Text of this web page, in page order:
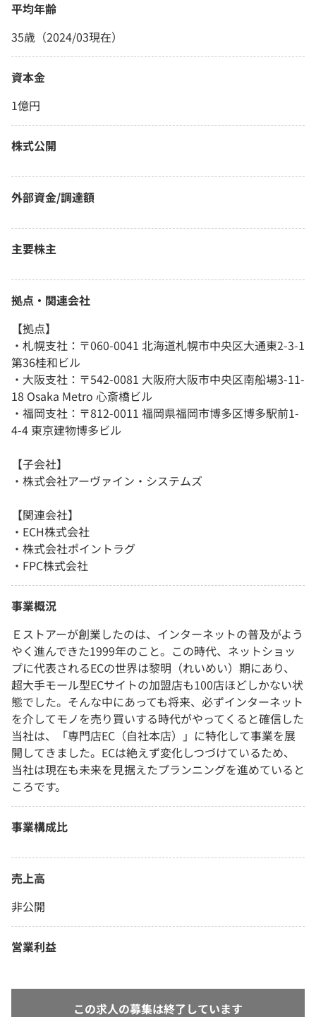
平均年齢
35歳（2024/03現在）
資本金
1億円
株式公開
外部資金/調達額
主要株主
拠点・関連会社
【拠点】
・札幌支社：〒060-0041 北海道札幌市中央区大通東2-3-1
第36桂和ビル
・大阪支社：〒542-0081 大阪府大阪市中央区南船場3-11-
18 Osaka Metro 心斎橋ビル
・福岡支社：〒812-0011 福岡県福岡市博多区博多駅前1-
4-4 東京建物博多ビル
【子会社】
・株式会社アーヴァイン・システムズ
【関連会社】
・ECH株式会社
・株式会社ポイントラグ
・FPC株式会社
事業概況
Ｅストアーが創業したのは、インターネットの普及がよう
やく進んできた1999年のこと。この時代、ネットショッ
プに代表されるECの世界は黎明（れいめい）期にあり、
超大手モール型ECサイトの加盟店も100店ほどしかない状
態でした。そんな中にあっても将来、必ずインターネット
を介してモノを売り買いする時代がやってくると確信した
当社は、「専門店EC（自社本店）」に特化して事業を展
開してきました。ECは絶えず変化しつづけているため、
当社は現在も未来を見据えたプランニングを進めていると
ころです。
事業構成比
売上高
非公開
営業利益
この求人の募集は終了しています